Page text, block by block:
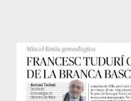
cara Sur y que recorre
Norte. Una vez acabada
parking donde se puede